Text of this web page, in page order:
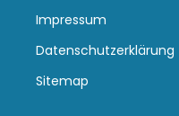
Impressum
Datenschutzerklärung
Sitemap